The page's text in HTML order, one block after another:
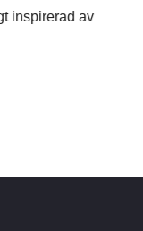
inspirerad av